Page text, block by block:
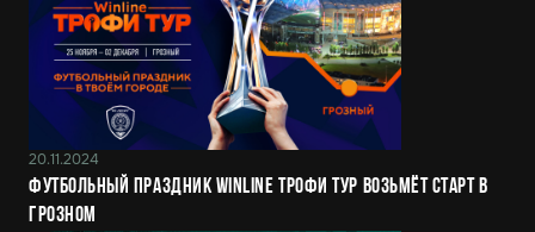
20.11.2024
Футбольный праздник Winline Трофи Тур возьмёт старт в
Грозном